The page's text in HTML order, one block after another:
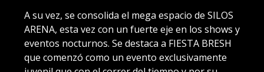
A su vez, se consolida el mega espacio de SILOS
ARENA, esta vez con un fuerte eje en los shows y
eventos nocturnos. Se destaca a FIESTA BRESH
que comenzó como un evento exclusivamente